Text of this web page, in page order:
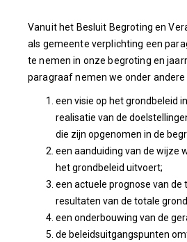
Vanuit het Besluit Begroting en
als gemeente verplichting een
te nemen in onze begroting en
paragraaf nemen we onder andere
een visie op het grondbeleid
realisatie van de
die zijn opgenomen in de
een aanduiding van de wijze
het grondbeleid uitvoert;
een actuele prognose van de
resultaten van de totale
een onderbouwing van de
de beleidsuitgangspunten